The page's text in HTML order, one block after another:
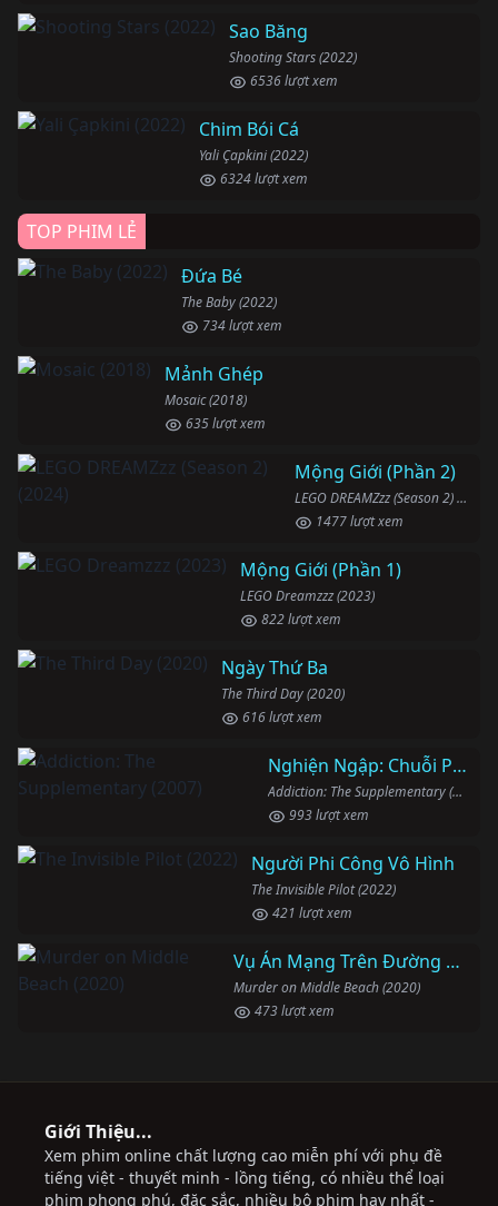
Sao Băng
Shooting Stars (2022)
6536 lượt xem
Chim Bói Cá
Yali Çapkini (2022)
6324 lượt xem
TOP PHIM LẺ
Đứa Bé
The Baby (2022)
734 lượt xem
Mảnh Ghép
Mosaic (2018)
635 lượt xem
Mộng Giới (Phần 2)
LEGO DREAMZzz (Season 2) (2024)
1477 lượt xem
Mộng Giới (Phần 1)
LEGO Dreamzzz (2023)
822 lượt xem
Ngày Thứ Ba
The Third Day (2020)
616 lượt xem
Nghiện Ngập: Chuỗi Phim Bổ Trợ
Addiction: The Supplementary (2007)
993 lượt xem
Người Phi Công Vô Hình
The Invisible Pilot (2022)
421 lượt xem
Vụ Án Mạng Trên Đường Middle Beach
Murder on Middle Beach (2020)
473 lượt xem
Giới Thiệu...
Xem phim online chất lượng cao miễn phí với phụ đề
tiếng việt - thuyết minh - lồng tiếng, có nhiều thể loại
phim phong phú, đặc sắc, nhiều bộ phim hay nhất -